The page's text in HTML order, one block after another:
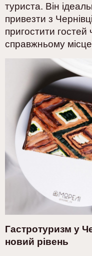
туриста. Він
привезти з
пригостити гостей
справжньому
Гастротуризм у
новий рівень